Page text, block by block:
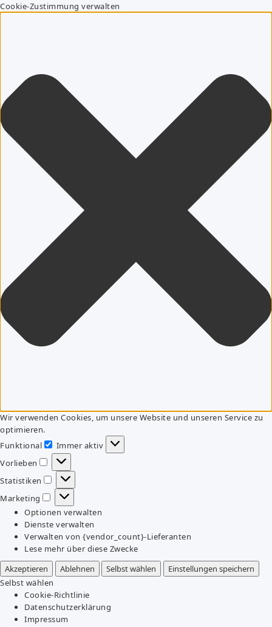
Cookie-Zustimmung verwalten
Wir verwenden Cookies, um unsere Website und unseren Service zu
optimieren.
Funktional
Funktional
Immer aktiv
Vorlieben
Vorlieben
Statistiken
Statistiken
Marketing
Marketing
Optionen verwalten
Dienste verwalten
Verwalten von {vendor_count}-Lieferanten
Lese mehr über diese Zwecke
Akzeptieren
Ablehnen Selbst wählen
Einstellungen speichern
Selbst wählen
Cookie-Richtlinie
Datenschutzerklärung
Impressum